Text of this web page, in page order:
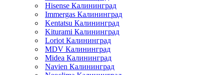
Hisense Калининград
Immergas Калининград
Kentatsu Калининград
Kiturami Калининград
Loriot Калининград
MDV Калининград
Midea Калининград
Navien Калининград